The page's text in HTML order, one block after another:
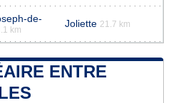
de-
km
Joliette 21.7 km
ENTRE